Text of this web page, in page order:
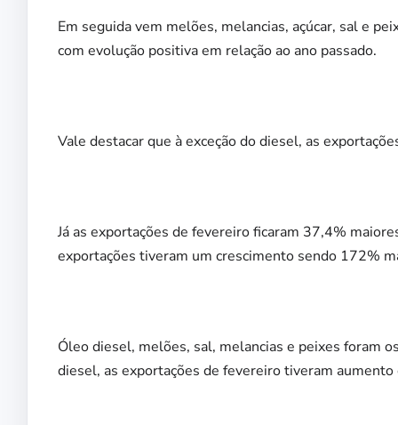
Em seguida vem melões, melancias, açúcar, sal e
com evolução positiva em relação ao ano passado.
Vale destacar que à exceção do diesel, as
Já as exportações de fevereiro ficaram 37,4%
exportações tiveram um crescimento sendo 172%
Óleo diesel, melões, sal, melancias e peixes foram
diesel, as exportações de fevereiro tiveram